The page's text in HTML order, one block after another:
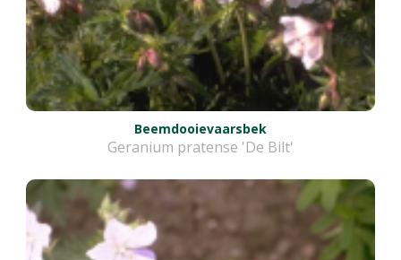
Beemdooievaarsbek
Geranium pratense 'De Bilt'